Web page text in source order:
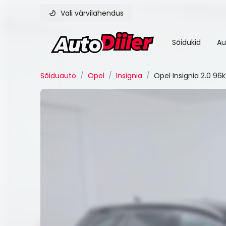
Vali värvilahendus
Sõidukid
Sõiduauto / Opel / Insignia / Opel Insignia 2.0